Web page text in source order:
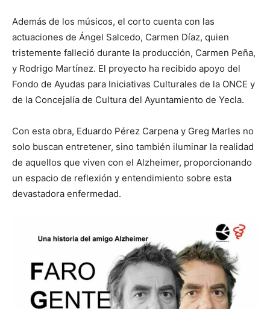
Además de los músicos, el corto cuenta con las
actuaciones de Ángel Salcedo, Carmen Díaz, quien
tristemente falleció durante la producción, Carmen Peña,
y Rodrigo Martínez. El proyecto ha recibido apoyo del
Fondo de Ayudas para Iniciativas Culturales de la ONCE y
de la Concejalía de Cultura del Ayuntamiento de Yecla.
Con esta obra, Eduardo Pérez Carpena y Greg Marles no
solo buscan entretener, sino también iluminar la realidad
de aquellos que viven con el Alzheimer, proporcionando
un espacio de reflexión y entendimiento sobre esta
devastadora enfermedad.